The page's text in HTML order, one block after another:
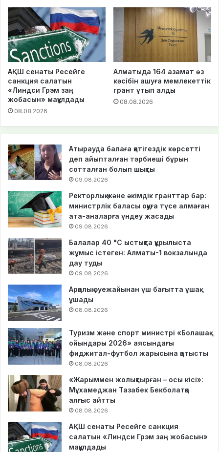
АҚШ сенаты Ресейге
санкция салатын
«Линдси Грэм заң
жобасын» мақұлдады
08.08.2026
Алматыда 164 азамат өз
кәсібін ашуға мемлекеттік
грант ұтып алды
08.08.2026
Атырауда балаға қатігездік көрсетті
деп айыпталған тәрбиеші бұрын
сотталған болып шықты
09.08.2026
Ректорлық және әкімдік гранттар бар:
министрлік баласы оқуға түсе алмаған
ата-аналарға үндеу жасады
09.08.2026
Балалар 40 °C ыстықта құрылыста
жұмыс істеген: Алматы-1 вокзалында
дау туды
09.08.2026
Арқалық әуежайынан үш бағытта ұшақ
ұшады
08.08.2026
Туризм және спорт министрі «Болашақ
ойындары 2026» аясындағы
фиджитал-футбол жарысына қатысты
08.08.2026
«Жарыммен жолықтырған – осы кісі»:
Мұхамеджан Тазабек Бекболатқа
алғыс айтты
08.08.2026
АҚШ сенаты Ресейге санкция
салатын «Линдси Грэм заң жобасын»
мақұлдады